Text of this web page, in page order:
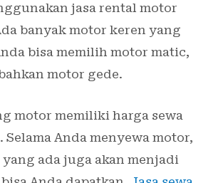
jasa rental motor
banyak motor keren yang
bisa memilih motor matic,
motor gede.
motor memiliki harga sewa
Selama Anda menyewa motor,
ada juga akan menjadi